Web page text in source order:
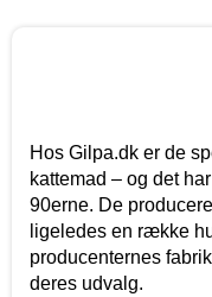
Hos Gilpa.dk er de
kattemad – og det
90erne. De
ligeledes en række
producenternes
deres udvalg.